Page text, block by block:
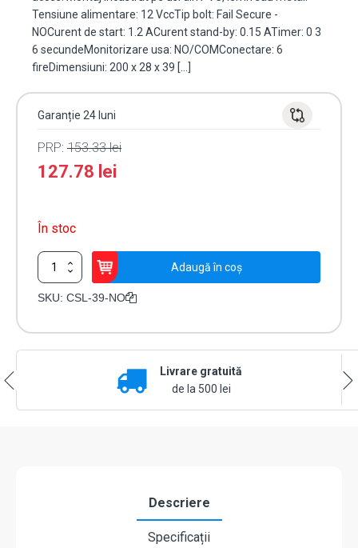
Tensiune alimentare: 12 VccTip bolt: Fail Secure -
NOCurent de start: 1.2 ACurent stand-by: 0.15 ATimer: 0 3
6 secundeMonitorizare usa: NO/COMConectare: 6
fireDimensiuni: 200 x 28 x 39 […]
Garanție 24 luni
PRP: 153.33lei
127.78 lei
În stoc
Cantitate
Bolt
electric
Adaugă în coș
SKU: CSL-39-NO
Livrare gratuită
de la 500 lei
Descriere
Specificații